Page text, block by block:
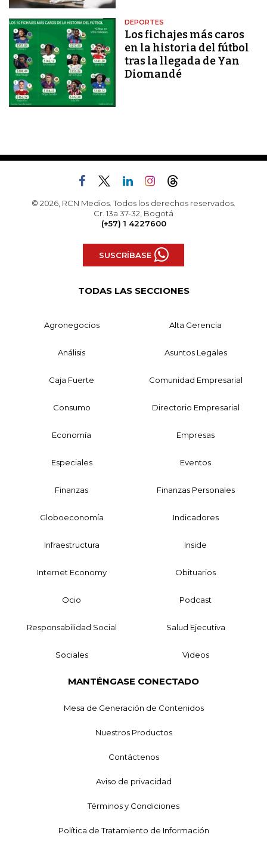
DEPORTES
Los fichajes más caros
en la historia del fútbol
tras la llegada de Yan
Diomandé
© 2026, RCN Medios. Todos los derechos reservados.
Cr. 13a 37-32, Bogotá
(+57) 1 4227600
SUSCRÍBASE
TODAS LAS SECCIONES
Agronegocios Alta Gerencia
Análisis Asuntos Legales
Caja Fuerte Comunidad Empresarial
Consumo Directorio Empresarial
Economía Empresas
Especiales Eventos
Finanzas Finanzas Personales
Globoeconomía Indicadores
Infraestructura Inside
Internet Economy Obituarios
Ocio Podcast
Responsabilidad Social Salud Ejecutiva
Sociales Videos
MANTÉNGASE CONECTADO
Mesa de Generación de Contenidos
Nuestros Productos
Contáctenos
Aviso de privacidad
Términos y Condiciones
Política de Tratamiento de Información